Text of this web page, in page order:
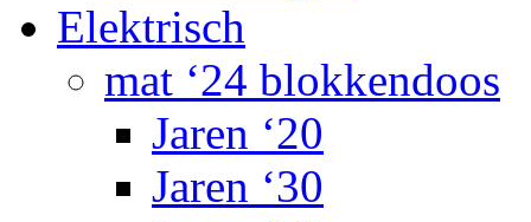
Elektrisch
mat ‘24 blokkendoos
Jaren ‘20
Jaren ‘30